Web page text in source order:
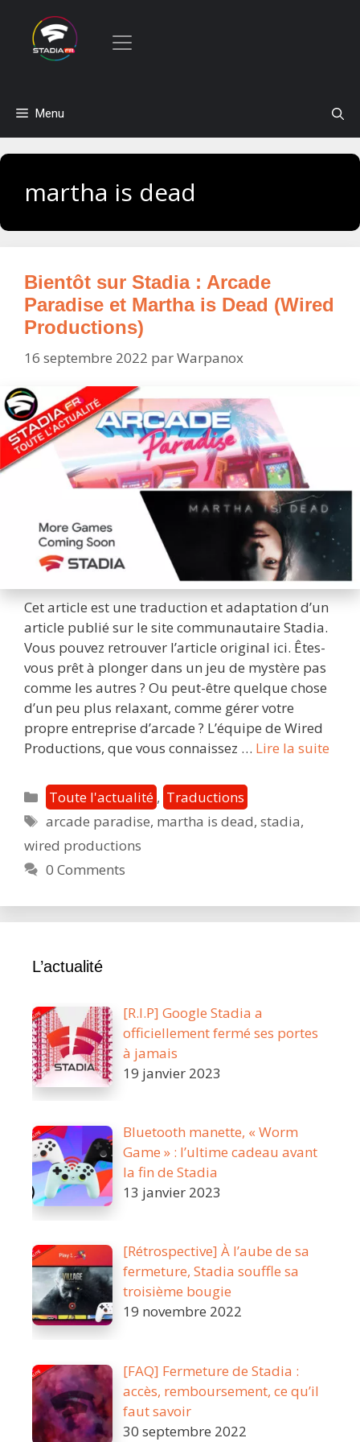
contenu
Menu
martha is dead
Bientôt sur Stadia : Arcade
Paradise et Martha is Dead (Wired
Productions)
16 septembre 2022 parWarpanox
Cet article est une traduction et adaptation d’un
article publié sur le site communautaire Stadia.
Vous pouvez retrouver l’article original ici. Êtes-
vous prêt à plonger dans un jeu de mystère pas
comme les autres ? Ou peut-être quelque chose
d’un peu plus relaxant, comme gérer votre
propre entreprise d’arcade ? L’équipe de Wired
Productions, que vous connaissez … Lire la suite
is
Catégories
Toute l'actualité , Traductions
Étiquettes
arcade paradise, martha is dead,stadia,
wired productions
0 Comments
L’actualité
[R.I.P] Google Stadia a
officiellement fermé ses portes
à jamais
19 janvier 2023
Bluetooth manette, « Worm
Game » : l’ultime cadeau avant
la fin de Stadia
13 janvier 2023
[Rétrospective] À l’aube de sa
fermeture, Stadia souffle sa
troisième bougie
19 novembre 2022
[FAQ] Fermeture de Stadia :
accès, remboursement, ce qu’il
faut savoir
30 septembre 2022